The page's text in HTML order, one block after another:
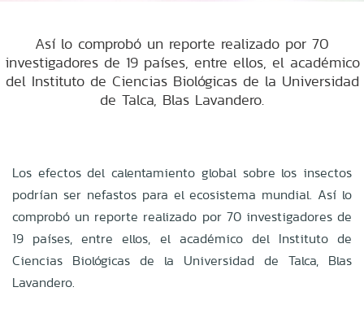
Así lo comprobó un reporte realizado por 70
investigadores de 19 países, entre ellos, el académico
del Instituto de Ciencias Biológicas de la Universidad
de Talca, Blas Lavandero.
Los efectos del calentamiento global sobre los insectos
podrían ser nefastos para el ecosistema mundial. Así lo
comprobó un reporte realizado por 70 investigadores de
19 países, entre ellos, el académico del Instituto de
Ciencias Biológicas de la Universidad de Talca, Blas
Lavandero.